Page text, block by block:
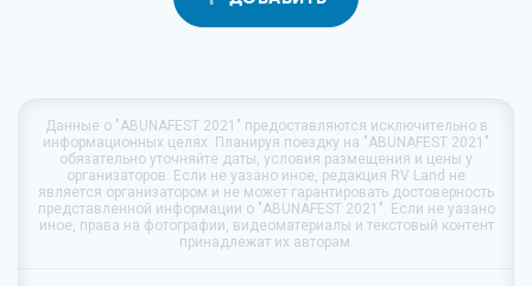
Данные о "ABUNAFEST 2021" предоставляются исключительно в
информационных целях. Планируя поездку на "ABUNAFEST 2021"
обязательно уточняйте даты, условия размещения и цены у
организаторов. Если не уазано иное, редакция RV Land не
является организатором и не может гарантировать достоверность
представленной информации о "ABUNAFEST 2021". Если не уазано
иное, права на фотографии, видеоматериалы и текстовый контент
принадлежат их авторам.